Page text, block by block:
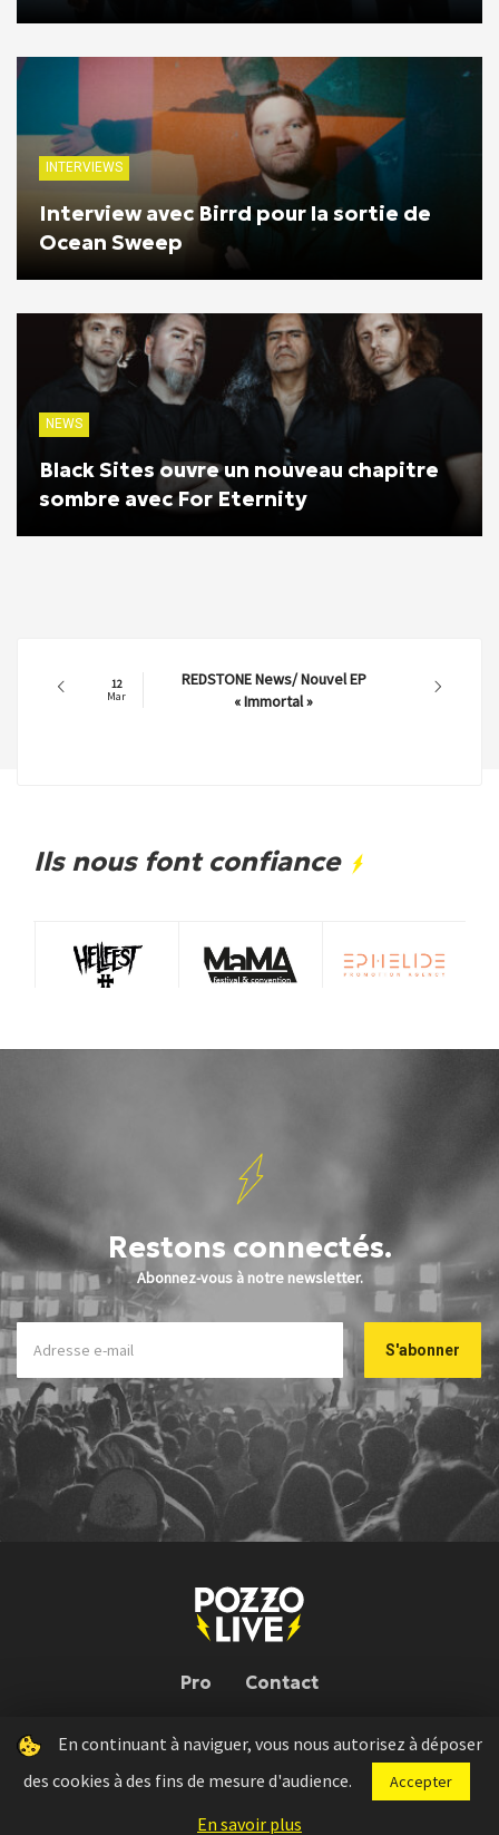
INTERVIEWS
Interview avec Birrd pour la sortie de
Ocean Sweep
NEWS
Black Sites ouvre un nouveau chapitre
sombre avec For Eternity
12
Mar
REDSTONE News/ Nouvel EP
« Immortal »
Ils nous font confiance
Restons connectés.
Abonnez-vous à notre newsletter.
Pro Contact
Pozzo Live © 2026 | Conception : Pozzo Team, avec l'aide deBloop
Press kit Règlement concours Mentions légales
En continuant à naviguer, vous nous autorisez à déposer
des cookies à des fins de mesure d'audience.
Accepter
En savoir plus